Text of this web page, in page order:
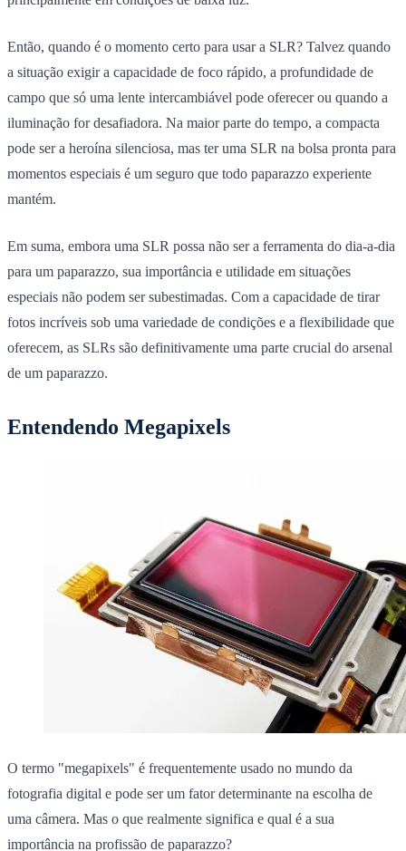
Então, quando é o momento certo para usar a SLR? Talvez quando
a situação exigir a capacidade de foco rápido, a profundidade de
campo que só uma lente intercambiável pode oferecer ou quando a
iluminação for desafiadora. Na maior parte do tempo, a compacta
pode ser a heroína silenciosa, mas ter uma SLR na bolsa pronta para
momentos especiais é um seguro que todo paparazzo experiente
mantém.
Em suma, embora uma SLR possa não ser a ferramenta do dia-a-dia
para um paparazzo, sua importância e utilidade em situações
especiais não podem ser subestimadas. Com a capacidade de tirar
fotos incríveis sob uma variedade de condições e a flexibilidade que
oferecem, as SLRs são definitivamente uma parte crucial do arsenal
de um paparazzo.
Entendendo Megapixels
O termo "megapixels" é frequentemente usado no mundo da
fotografia digital e pode ser um fator determinante na escolha de
uma câmera. Mas o que realmente significa e qual é a sua
importância na profissão de paparazzo?